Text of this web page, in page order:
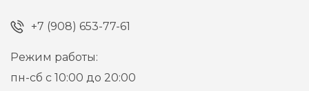
+7 (908) 653-77-61
Режим работы:
пн-сб с 10:00 до 20:00